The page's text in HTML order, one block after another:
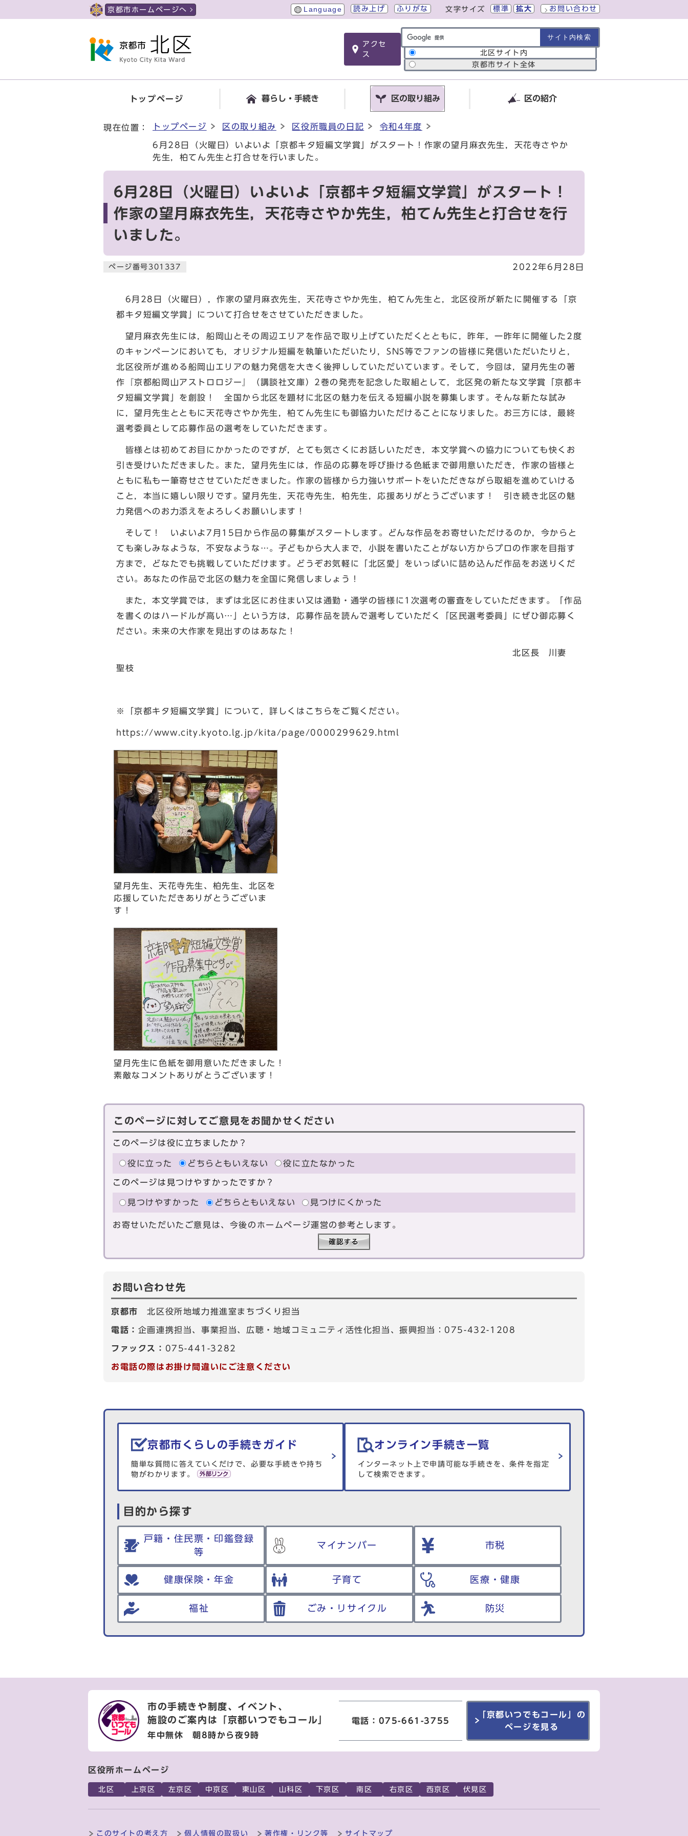
京都市ホームページへ Language 読み上げ ふりがな 文字サイズ 標準 拡大 お問い合わせ
アクセ
ス
サイト内検索の範囲
北区サイト内
京都市サイト全体
トップページ 暮らし・手続き 区の取り組み 区の紹介
現在位置： トップページ 区の取り組み 区役所職員の日記 令和4年度
6月28日（火曜日）いよいよ「京都キタ短編文学賞」がスタート！作家の望月麻衣先生，天花寺さやか
先生，柏てん先生と打合せを行いました。
6月28日（火曜日）いよいよ「京都キタ短編文学賞」がスタート！
作家の望月麻衣先生，天花寺さやか先生，柏てん先生と打合せを行
いました。
ページ番号301337 2022年6月28日
6月28日（火曜日），作家の望月麻衣先生，天花寺さやか先生，柏てん先生と，北区役所が新たに開催する「京
都キタ短編文学賞」について打合せをさせていただきました。
望月麻衣先生には，船岡山とその周辺エリアを作品で取り上げていただくとともに，昨年，一昨年に開催した2度
のキャンペーンにおいても，オリジナル短編を執筆いただいたり，SNS等でファンの皆様に発信いただいたりと，
北区役所が進める船岡山エリアの魅力発信を大きく後押ししていただいています。そして，今回は，望月先生の著
作『京都船岡山アストロロジー』（講談社文庫）2巻の発売を記念した取組として，北区発の新たな文学賞「京都キ
タ短編文学賞」を創設！ 全国から北区を題材に北区の魅力を伝える短編小説を募集します。そんな新たな試み
に，望月先生とともに天花寺さやか先生，柏てん先生にも御協力いただけることになりました。お三方には，最終
選考委員として応募作品の選考をしていただきます。
皆様とは初めてお目にかかったのですが，とても気さくにお話しいただき，本文学賞への協力についても快くお
引き受けいただきました。また，望月先生には，作品の応募を呼び掛ける色紙まで御用意いただき，作家の皆様と
ともに私も一筆寄せさせていただきました。作家の皆様から力強いサポートをいただきながら取組を進めていける
こと，本当に嬉しい限りです。望月先生，天花寺先生，柏先生，応援ありがとうございます！ 引き続き北区の魅
力発信へのお力添えをよろしくお願いします！
そして！ いよいよ7月15日から作品の募集がスタートします。どんな作品をお寄せいただけるのか，今からと
ても楽しみなような，不安なような…。子どもから大人まで，小説を書いたことがない方からプロの作家を目指す
方まで，どなたでも挑戦していただけます。どうぞお気軽に「北区愛」をいっぱいに詰め込んだ作品をお送りくだ
さい。あなたの作品で北区の魅力を全国に発信しましょう！
また，本文学賞では，まずは北区にお住まい又は通勤・通学の皆様に1次選考の審査をしていただきます。「作品
を書くのはハードルが高い…」という方は，応募作品を読んで選考していただく「区民選考委員」にぜひ御応募く
ださい。未来の大作家を見出すのはあなた！
北区長 川妻
聖枝
※「京都キタ短編文学賞」について，詳しくはこちらをご覧ください。
https://www.city.kyoto.lg.jp/kita/page/0000299629.html
望月先生、天花寺先生、柏先生、北区を
応援していただきありがとうございま
す！
望月先生に色紙を御用意いただきました！
素敵なコメントありがとうございます！
このページに対してご意見をお聞かせください
このページは役に立ちましたか？
役に立った どちらともいえない 役に立たなかった
このページは見つけやすかったですか？
見つけやすかった どちらともいえない 見つけにくかった
お寄せいただいたご意見は、今後のホームページ運営の参考とします。
お問い合わせ先
京都市北区役所地域力推進室まちづくり担当
電話： 企画連携担当、事業担当、広聴・地域コミュニティ活性化担当、振興担当：075-432-1208
ファックス： 075-441-3282
お電話の際はお掛け間違いにご注意ください
生活情報を探す
京都市くらしの手続きガイド
簡単な質問に答えていくだけで、必要な手続きや持ち
物がわかります。
オンライン手続き一覧
インターネット上で申請可能な手続きを、条件を指定
して検索できます。
目的から探す
戸籍・住民票・印鑑登録
等
マイナンバー 市税
健康保険・年金 子育て 医療・健康
福祉 ごみ・リサイクル 防災
市の手続きや制度、イベント、
施設のご案内は
「京都いつでもコール」
年中無休 朝8時から夜9時
電話：075-661-3755
「京都いつでもコール」の
ページを見る
区役所ホームページ
北区 上京区 左京区 中京区 東山区 山科区 下京区 南区 右京区 西京区 伏見区
このサイトの考え方 個人情報の取扱い 著作権・リンク等 サイトマップ